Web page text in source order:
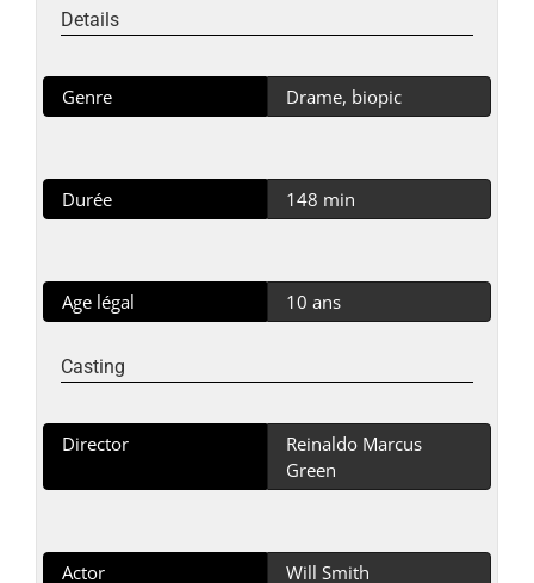
Details
Genre Drame, biopic
Durée 148 min
Age légal 10 ans
Casting
Director
Reinaldo Marcus
Green
Actor Will Smith